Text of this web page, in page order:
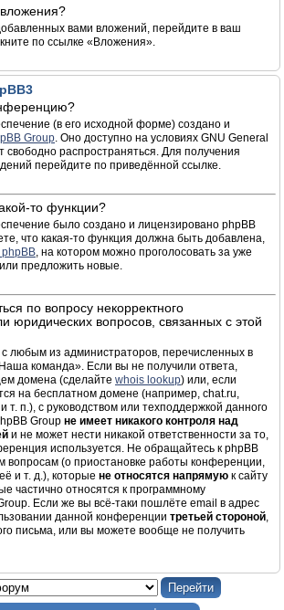
вами вложений, перейдите в ваш
по ссылке «Вложения».
(в его исходной форме) создано и
Group. Оно доступно на условиях GNU General
свободно распространяться. Для получения
перейдите по приведённой ссылке.
то функции?
было создано и лицензировано phpBB
что какая-то функция должна быть добавлена,
, на котором можно проголосовать за уже
предложить новые.
по вопросу некорректного
юридических вопросов, связанных с этой
любым из администраторов, перечисленных в
команда». Если вы не получили ответа,
домена (сделайте whois lookup) или, если
на бесплатном домене (например, chat.ru,
т. п.), с руководством или техподдержкой данного
Group не имеет никакого контроля над
и не может нести никакой ответственности за то,
используется. Не обращайтесь к phpBB
вопросам (о приостановке работы конференции,
и т. д.), которые не относятся напрямую к сайту
частично относятся к программному
Если же вы всё-таки пошлёте email в адрес
данной конференции третьей стороной,
письма, или вы можете вообще не получить